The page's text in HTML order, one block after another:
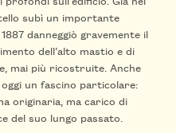
subì un importante
danneggiò gravemente il
dell’alto mastio e di
mai più ricostruite. Anche
un fascino particolare:
originaria, ma carico di
del suo lungo passato.